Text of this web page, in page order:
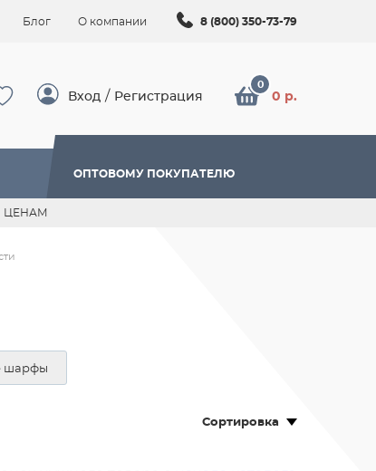
Блог О компании 8 (800) 350-73-79
Вход / Регистрация 0 р.
ОПТОВОМУ ПОКУПАТЕЛЮ
ЦЕНАМ
шарфы
Сортировка